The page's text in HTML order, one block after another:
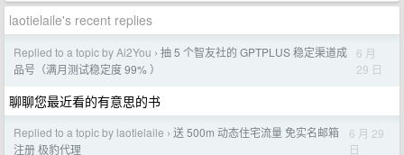
laotielaile's recent replies
Replied to a topic by Ai2You › 抽 5 个智友社的 GPTPLUS 稳定渠道成
品号（满月测试稳定度 99% ）
6 月
29 日
聊聊您最近看的有意思的书
Replied to a topic by laotielaile › 送 500m 动态住宅流量 免实名邮箱
注册 极豹代理
6 月 29
日